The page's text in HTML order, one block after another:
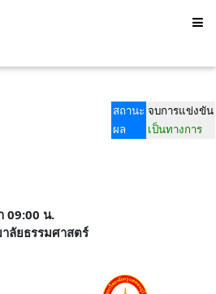
สถานะ จบการแข่งขัน
ผล
เป็นทางการ
09:00 น.
ลัยธรรมศาสตร์